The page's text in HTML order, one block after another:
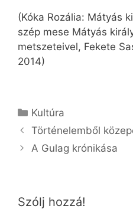
(Kóka Rozália: Mátyás
szép mese Mátyás
metszeteivel, Fekete
2014)
Kategória
Kultúra
Történelemből
A Gulag krónikása
Szólj hozzá!